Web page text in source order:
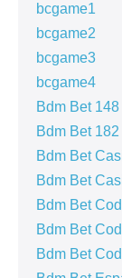
bcgame1
bcgame2
bcgame3
bcgame4
Bdm Bet 148
Bdm Bet 182
Bdm Bet
Bdm Bet
Bdm Bet
Bdm Bet
Bdm Bet